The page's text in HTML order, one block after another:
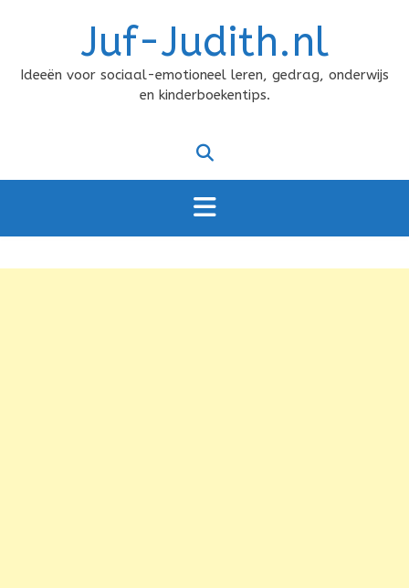
Juf-Judith.nl
Ideeën voor sociaal-emotioneel leren, gedrag, onderwijs
en kinderboekentips.